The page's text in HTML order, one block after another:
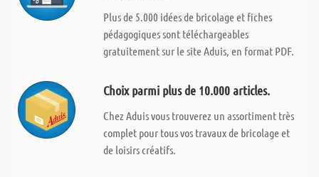
Plus de 5.000 idées de bricolage et fiches
pédagogiques sont téléchargeables
gratuitement sur le site Aduis, en format PDF.
Choix parmi plus de 10.000 articles.
Chez Aduis vous trouverez un assortiment très
complet pour tous vos travaux de bricolage et
de loisirs créatifs.